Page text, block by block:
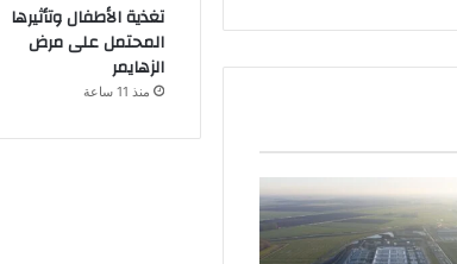
تغذية الأطفال وتأثيرها
المحتمل على مرض
الزهايمر
منذ 11 ساعة